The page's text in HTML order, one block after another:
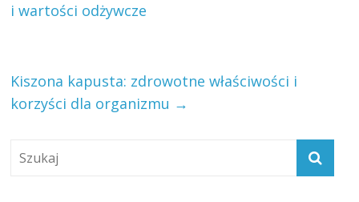
i wartości odżywcze
Kiszona kapusta: zdrowotne właściwości i
korzyści dla organizmu →